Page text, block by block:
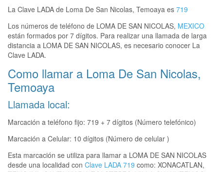
La Clave LADA de Loma De San Nicolas, Temoaya es 719
Los números de teléfono de LOMA DE SAN NICOLAS, MEXICO
están formados por 7 dígitos. Para realizar una llamada de larga
distancia a LOMA DE SAN NICOLAS, es necesario conocer La
Clave LADA.
Como llamar a Loma De San Nicolas,
Temoaya
Llamada local:
Marcación a teléfono fijo: 719 + 7 dígitos (Número telefónico)
Marcación a Celular: 10 dígitos (Número de celular )
Esta marcación se utiliza para llamar a LOMA DE SAN NICOLAS
desde una localidad con Clave LADA 719 como: XONACATLAN,